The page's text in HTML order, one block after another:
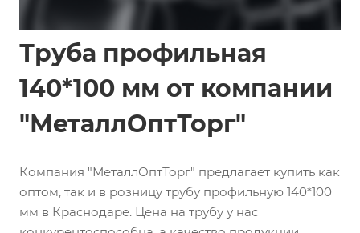
Труба профильная
140*100 мм от компании
"МеталлОптТорг"
Компания "МеталлОптТорг" предлагает купить как
оптом, так и в розницу трубу профильную 140*100
мм в Краснодаре. Цена на трубу у нас